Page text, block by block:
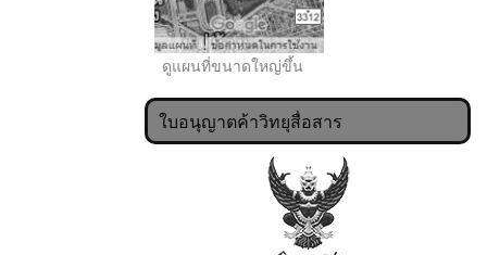
ดูแผนที่ขนาดใหญ่ขึ้น
ใบอนุญาตค้าวิทยุสื่อสาร